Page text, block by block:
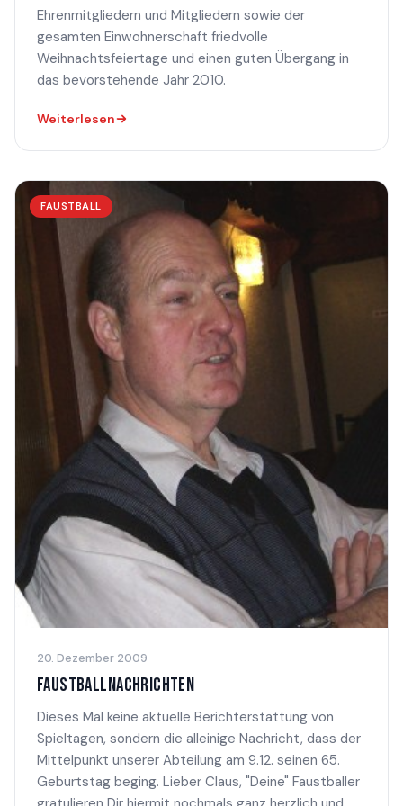
Ehrenmitgliedern und Mitgliedern sowie der
gesamten Einwohnerschaft friedvolle
Weihnachtsfeiertage und einen guten Übergang in
das bevorstehende Jahr 2010.
Weiterlesen
FAUSTBALL
20. Dezember 2009
FAUSTBALLNACHRICHTEN
Dieses Mal keine aktuelle Berichterstattung von
Spieltagen, sondern die alleinige Nachricht, dass der
Mittelpunkt unserer Abteilung am 9.12. seinen 65.
Geburtstag beging. Lieber Claus, "Deine" Faustballer